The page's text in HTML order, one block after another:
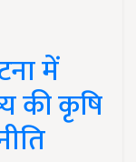
में
की कृषि